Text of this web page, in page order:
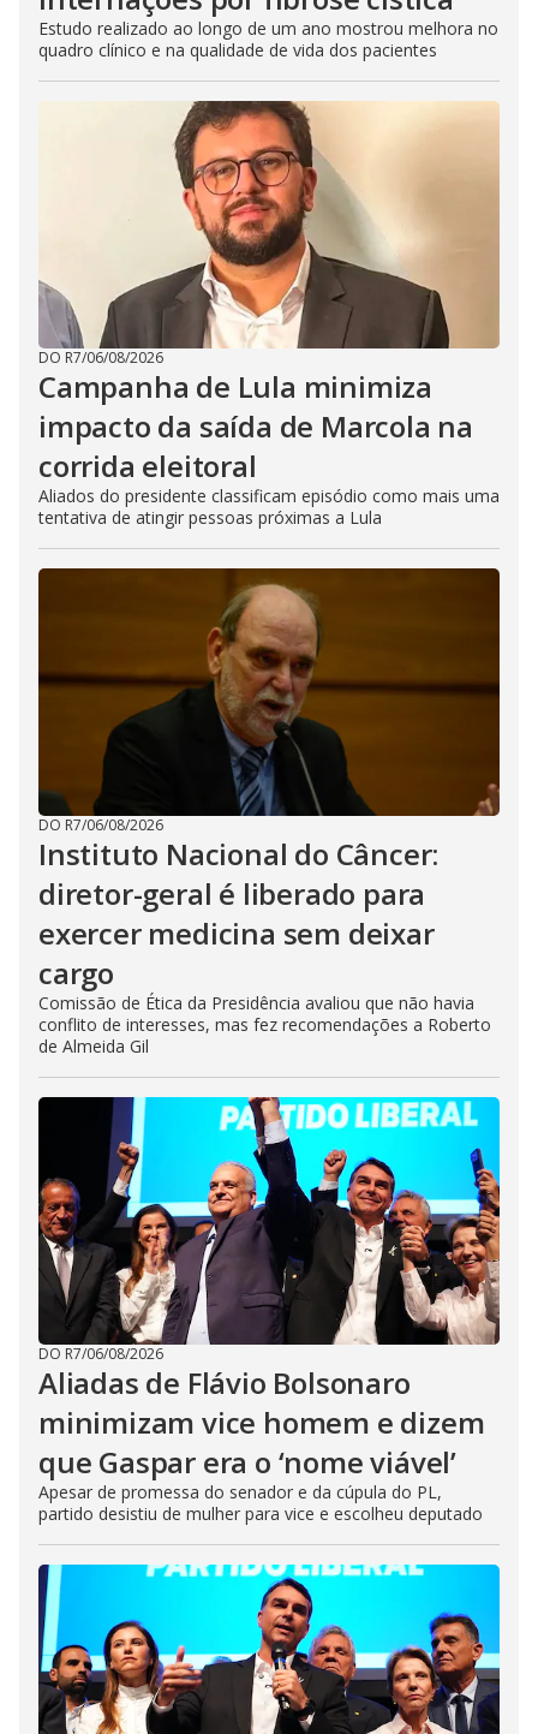
Estudo realizado ao longo de um ano mostrou melhora no
quadro clínico e na qualidade de vida dos pacientes
DO R7/06/08/2026
Campanha de Lula minimiza
impacto da saída de Marcola na
corrida eleitoral
Aliados do presidente classificam episódio como mais uma
tentativa de atingir pessoas próximas a Lula
DO R7/06/08/2026
Instituto Nacional do Câncer:
diretor-geral é liberado para
exercer medicina sem deixar
cargo
Comissão de Ética da Presidência avaliou que não havia
conflito de interesses, mas fez recomendações a Roberto
de Almeida Gil
DO R7/06/08/2026
Aliadas de Flávio Bolsonaro
minimizam vice homem e dizem
que Gaspar era o ‘nome viável’
Apesar de promessa do senador e da cúpula do PL,
partido desistiu de mulher para vice e escolheu deputado